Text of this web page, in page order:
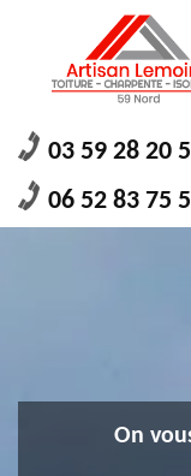
03 59 28 20
06 52 83 75
On